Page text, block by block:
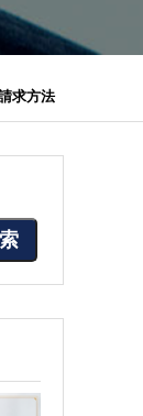
求方法